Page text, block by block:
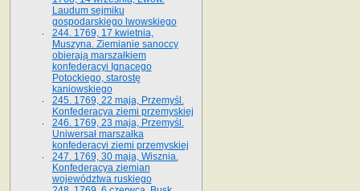
Laudum sejmiku
gospodarskiego lwowskiego
244. 1769, 17 kwietnia,
Muszyna. Ziemianie sanoccy
obierają marszałkiem
konfederacyi Ignacego
Potockiego, starostę
kaniowskiego
245. 1769, 22 maja, Przemyśl.
Konfederacya ziemi przemyskiej
246. 1769, 23 maja, Przemyśl.
Uniwersał marszałka
konfederacyi ziemi przemyskiej
247. 1769, 30 maja, Wisznia.
Konfederacya ziemian
województwa ruskiego